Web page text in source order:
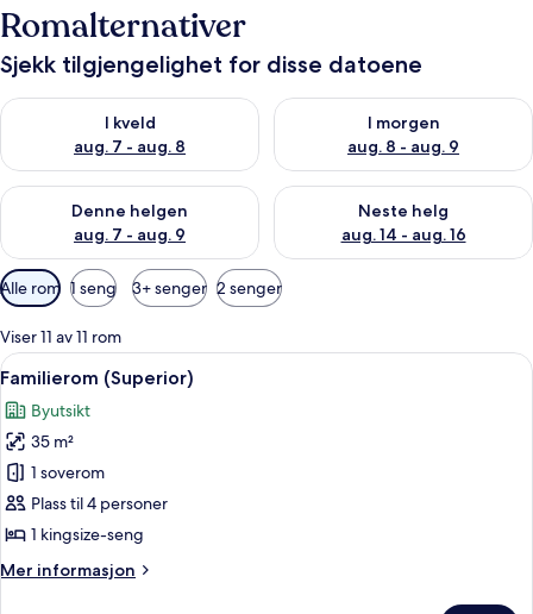
Romalternativer
Sjekk tilgjengelighet for disse datoene
I kveld
aug. 7 - aug. 8
Sjekk tilgjengelighet for i kveld, aug. 7 - aug. 8
I morgen
aug. 8 - aug. 9
Sjekk tilgjengelighet for i
Denne helgen
aug. 7 - aug. 9
Sjekk tilgjengelighet for denne helgen, aug. 7 - aug. 9
Neste helg
aug. 14 - aug. 16
Sjekk tilgjengelighet for neste
Tilgjengelige
filtre
for
rom
Alle rom 1 seng 3+ senger 2 senger
Viser 11 av 11 rom
Åpne
alle
bildene
av
Familierom
(Superior)
Familierom (Superior) | Safe på
11
Familierom (Superior)
Byutsikt
35 m²
1 soverom
Plass til 4 personer
1 kingsize-seng
Mer informasjon
Mer